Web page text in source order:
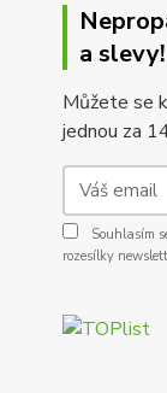
a slevy!
Můžete se
jednou za
Souhlasím
rozesílky